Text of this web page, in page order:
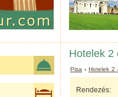
Hotelek 2
Pisa ›Hotelek 2
Rendezés: